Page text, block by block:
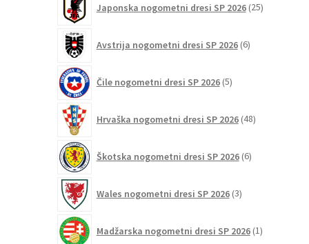
Japonska nogometni dresi SP 2026 25izdelkov
Avstrija nogometni dresi SP 2026 6izdelkov
Čile nogometni dresi SP 2026 5izdelkov
Hrvaška nogometni dresi SP 2026 48izdelkov
Škotska nogometni dresi SP 2026 6izdelkov
Wales nogometni dresi SP 2026 3izdelki
Madžarska nogometni dresi SP 2026 1izdelek